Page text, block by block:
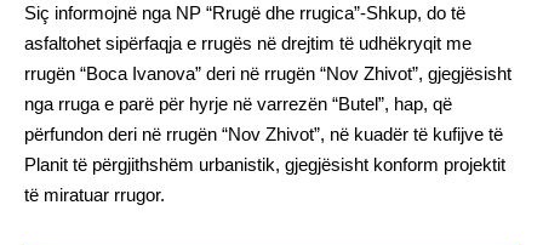
Siç informojnë nga NP “Rrugë dhe rrugica”-Shkup, do të
asfaltohet sipërfaqja e rrugës në drejtim të udhëkryqit me
rrugën “Boca Ivanova” deri në rrugën “Nov Zhivot”, gjegjësisht
nga rruga e parë për hyrje në varrezën “Butel”, hap, që
përfundon deri në rrugën “Nov Zhivot”, në kuadër të kufijve të
Planit të përgjithshëm urbanistik, gjegjësisht konform projektit
të miratuar rrugor.